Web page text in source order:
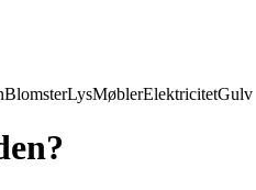
BlomsterLysMøblerElektricitetGulv